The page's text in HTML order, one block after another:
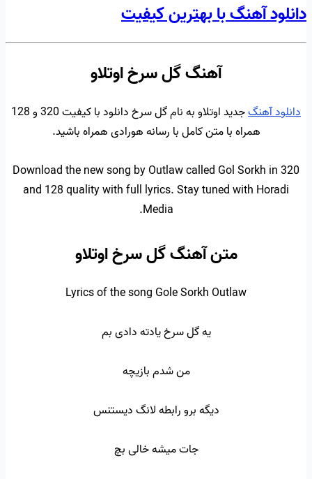
دانلود آهنگ با بهترین کیفیت
آهنگ گل سرخ اوتلاو
دانلود آهنگ
جدید اوتلاو به نام گل سرخ دانلود با کیفیت 320 و 128
همراه با متن کامل با رسانه هورادی همراه باشید.
Download the new song by Outlaw called Gol Sorkh in 320
and 128 quality with full lyrics. Stay tuned with Horadi
Media.
متن آهنگ گل سرخ اوتلاو
Lyrics of the song Gole Sorkh Outlaw
یه گل سرخ یادته دادی بم
من شدم بازیچه
دیگه برو رابطه لانگ دیستنس
جات میشه خالی بچ